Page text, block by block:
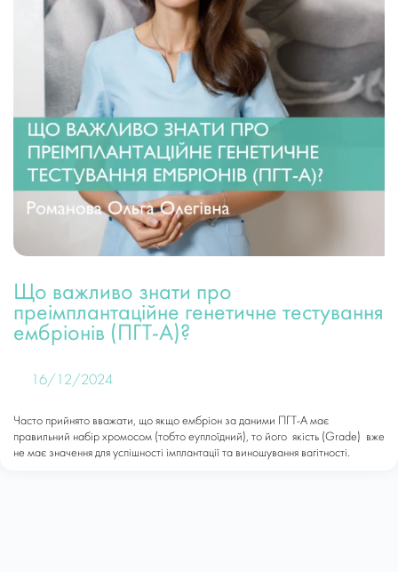
Що важливо знати про
преімплантаційне генетичне тестування
ембріонів (ПГТ-А)?
16/12/2024
Часто прийнято вважати, що якщо ембріон за даними ПГТ-А має
правильний набір хромосом (тобто еуплоїдний), то його якість (Grade) вже
не має значення для успішності імплантації та виношування вагітності.